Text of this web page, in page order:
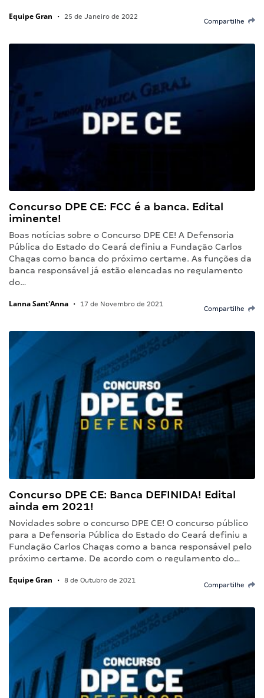
Equipe Gran • 25 de Janeiro de 2022
Compartilhe
Concurso DPE CE: FCC é a banca. Edital
iminente!
Boas notícias sobre o Concurso DPE CE! A Defensoria
Pública do Estado do Ceará definiu a Fundação Carlos
Chagas como banca do próximo certame. As funções da
banca responsável já estão elencadas no regulamento
do…
Lanna Sant'Anna • 17 de Novembro de 2021
Compartilhe
Concurso DPE CE: Banca DEFINIDA! Edital
ainda em 2021!
Novidades sobre o concurso DPE CE! O concurso público
para a Defensoria Pública do Estado do Ceará definiu a
Fundação Carlos Chagas como a banca responsável pelo
próximo certame. De acordo com o regulamento do…
Equipe Gran • 8 de Outubro de 2021
Compartilhe